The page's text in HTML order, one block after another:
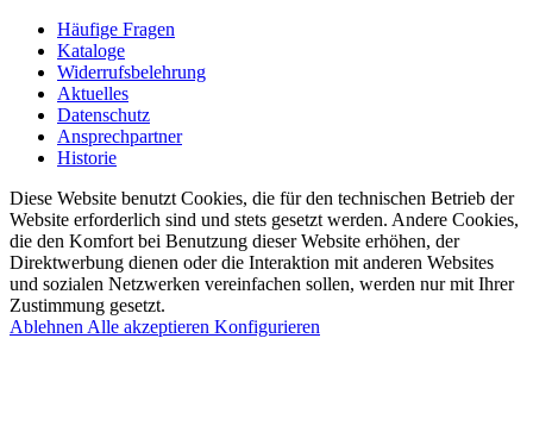
Häufige Fragen
Kataloge
Widerrufsbelehrung
Aktuelles
Datenschutz
Ansprechpartner
Historie
Diese Website benutzt Cookies, die für den technischen Betrieb der
Website erforderlich sind und stets gesetzt werden. Andere Cookies,
die den Komfort bei Benutzung dieser Website erhöhen, der
Direktwerbung dienen oder die Interaktion mit anderen Websites
und sozialen Netzwerken vereinfachen sollen, werden nur mit Ihrer
Zustimmung gesetzt.
Ablehnen Alle akzeptieren Konfigurieren